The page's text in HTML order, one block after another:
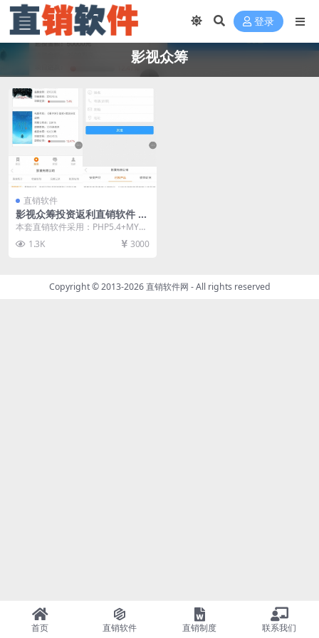
登录
影视众筹
直销软件
影视众筹投资返利直销软件 直
销系统 直销管理软件
本套直销软件采用：PHP5.4+MYS
QL开发，是一套影视众筹投资返利
直销软件，...
1.3K 3000
Copyright © 2013-2026直销软件网 - All rights reserved
首页 直销软件 直销制度 联系我们